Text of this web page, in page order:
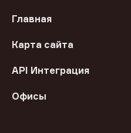
Главная
Карта сайта
API Интеграция
Офисы